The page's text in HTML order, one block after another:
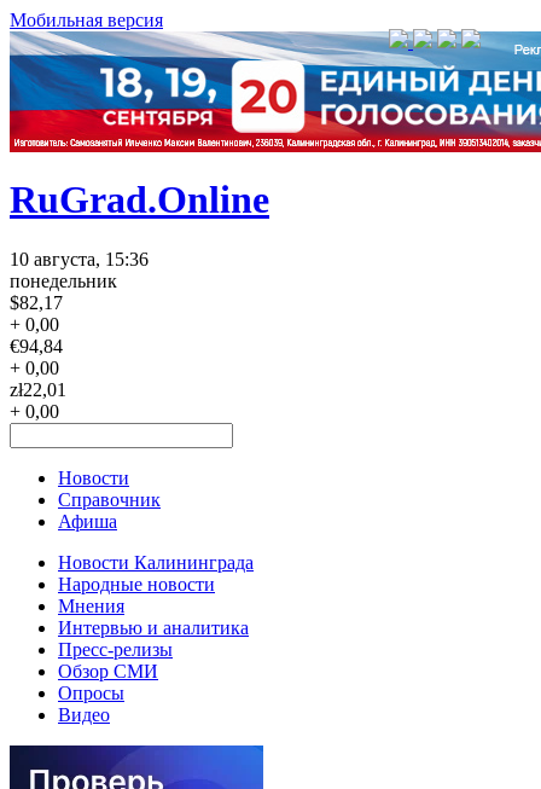
Мобильная версия
RuGrad.Online
10 августа, 15:36
понедельник
$82,17
+ 0,00
€94,84
+ 0,00
zł22,01
+ 0,00
Новости
Справочник
Афиша
Новости Калининграда
Народные новости
Мнения
Интервью и аналитика
Пресс-релизы
Обзор СМИ
Опросы
Видео